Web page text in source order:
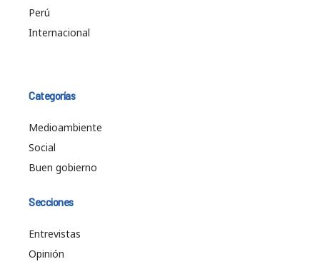
Perú
Internacional
Categorías
Medioambiente
Social
Buen gobierno
Secciones
Entrevistas
Opinión